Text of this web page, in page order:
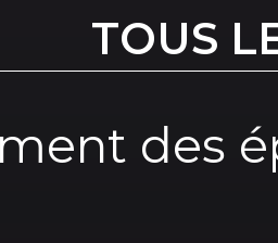
TOUS
des